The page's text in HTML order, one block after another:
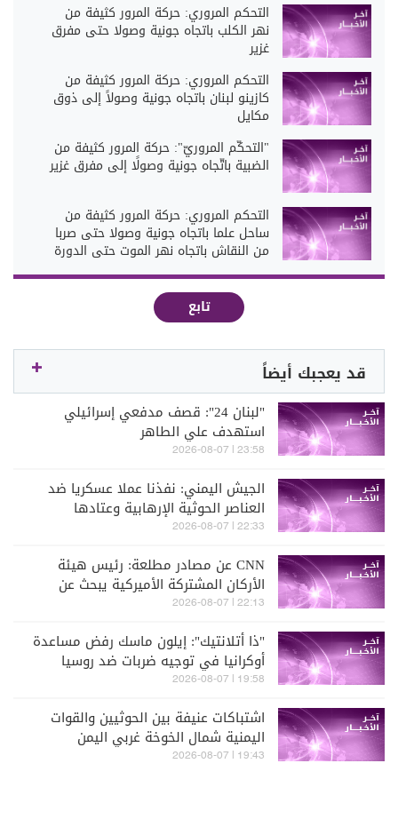
التحكم المروري: حركة المرور كثيفة من
نهر الكلب باتجاه جونية وصولا حتى مفرق
غزير
التحكم المروري: حركة المرور كثيفة من
كازينو لبنان باتجاه جونية وصولاً إلى ذوق
مكايل
"التحكّم المروريّ": حركة المرور كثيفة من
الضبية باتّجاه جونية وصولًا إلى مفرق غزير
التحكم المروري: حركة المرور كثيفة من
ساحل علما باتجاه جونية وصولا حتى صربا
من النقاش باتجاه نهر الموت حتى الدورة
تابع
قد يعجبك أيضاً
"لبنان 24": قصف مدفعي إسرائيلي
استهدف علي الطاهر
23:58 | 2026-08-07
الجيش اليمني: نفذنا عملا عسكريا ضد
العناصر الحوثية الإرهابية وعتادها
22:33 | 2026-08-07
CNN عن مصادر مطلعة: رئيس هيئة
الأركان المشتركة الأميركية يبحث عن
مخرج من الحرب مع إيران
22:13 | 2026-08-07
"ذا أتلانتيك": إيلون ماسك رفض مساعدة
أوكرانيا في توجيه ضربات ضد روسيا
19:58 | 2026-08-07
اشتباكات عنيفة بين الحوثيين والقوات
اليمنية شمال الخوخة غربي اليمن
19:43 | 2026-08-07